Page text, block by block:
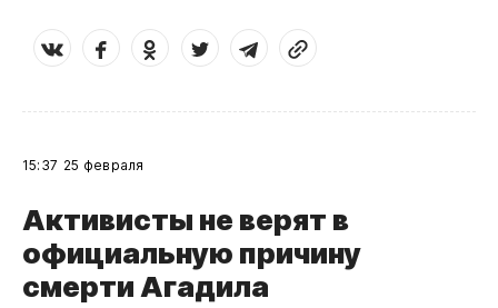
15:37 25 февраля
Активисты не верят в
официальную причину
смерти Агадила